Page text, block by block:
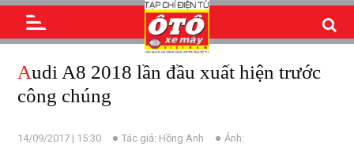
Audi A8 2018 lần đầu xuất hiện trước
công chúng
14/09/2017 | 15:30 Tác giả: Hồng Anh Ảnh: